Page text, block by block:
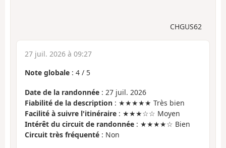
CHGUS62
27 juil. 2026 à 09:27
Note globale : 4 / 5
Date de la randonnée : 27 juil. 2026
Fiabilité de la description : ★★★★★ Très bien
Facilité à suivre l'itinéraire : ★★★☆☆ Moyen
Intérêt du circuit de randonnée : ★★★★☆ Bien
Circuit très fréquenté : Non